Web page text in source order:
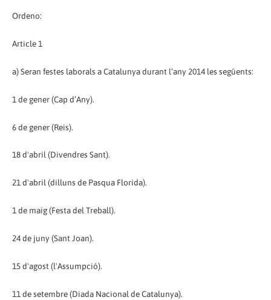
Ordeno:
Article 1
a) Seran festes laborals a Catalunya durant l’any 2014 les següents:
1 de gener (Cap d’Any).
6 de gener (Reis).
18 d'abril (Divendres Sant).
21 d'abril (dilluns de Pasqua Florida).
1 de maig (Festa del Treball).
24 de juny (Sant Joan).
15 d'agost (l'Assumpció).
11 de setembre (Diada Nacional de Catalunya).